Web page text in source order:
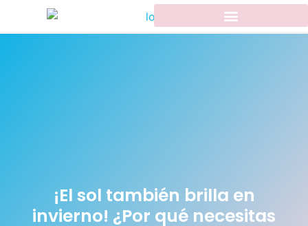
¡El sol también brilla en
invierno! ¿Por qué necesitas